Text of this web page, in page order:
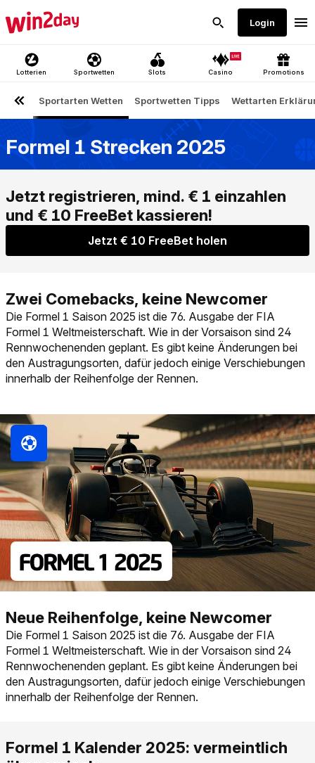
Formel 1 Strecken 2025
Jetzt € 10 FreeBet holen
Die Formel 1 Saison 2025 ist die 76. Ausgabe der FIA
Formel 1 Weltmeisterschaft. Wie in der Vorsaison sind 24
Rennwochenenden geplant. Es gibt keine Änderungen bei
den Austragungsorten, dafür jedoch einige Verschiebungen
innerhalb der Reihenfolge der Rennen.
Neue Reihenfolge, keine Newcomer
Die Formel 1 Saison 2025 ist die 76. Ausgabe der FIA
Formel 1 Weltmeisterschaft. Wie in der Vorsaison sind 24
Rennwochenenden geplant. Es gibt keine Änderungen bei
den Austragungsorten, dafür jedoch einige Verschiebungen
innerhalb der Reihenfolge der Rennen.